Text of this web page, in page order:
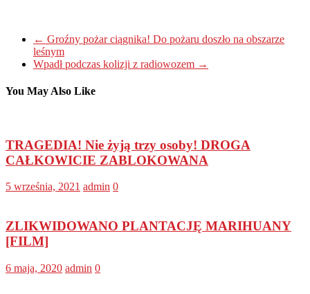
← Groźny pożar ciągnika! Do pożaru doszło na obszarze
leśnym
Wpadł podczas kolizji z radiowozem →
You May Also Like
TRAGEDIA! Nie żyją trzy osoby! DROGA
CAŁKOWICIE ZABLOKOWANA
5 września, 2021 admin 0
ZLIKWIDOWANO PLANTACJĘ MARIHUANY
[FILM]
6 maja, 2020 admin 0